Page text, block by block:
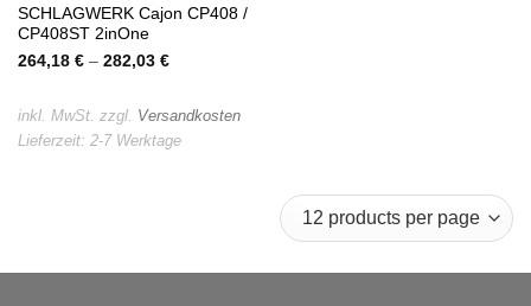
SCHLAGWERK Cajon CP408 /
CP408ST 2inOne
264,18 €– 282,03 €
inkl. MwSt. zzgl. Versandkosten
Lieferzeit: 2-7 Werktage